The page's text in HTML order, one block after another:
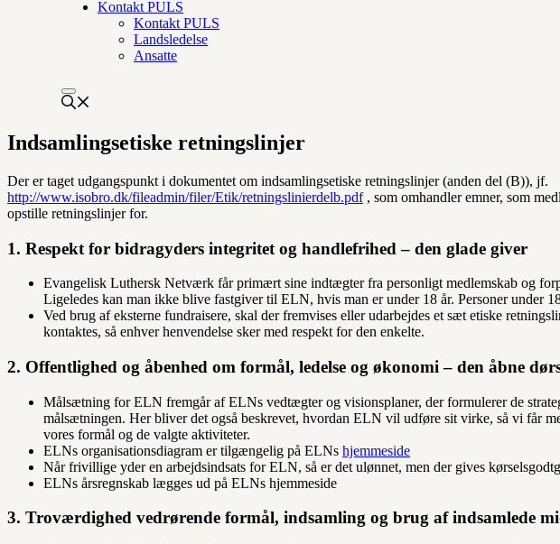
Kontakt PULS
Kontakt PULS
Landsledelse
Ansatte
Indsamlingsetiske retningslinjer
Der er taget udgangspunkt i dokumentet om indsamlingsetiske retningslinjer (anden del (B)), jf.
http://www.isobro.dk/fileadmin/filer/Etik/retningslinierdelb.pdf, som omhandler emner, som
opstille retningslinjer for.
1. Respekt for bidragyders integritet og handlefrihed – den glade giver
Evangelisk Luthersk Netværk får primært sine indtægter fra personligt medlemskab og
Ligeledes kan man ikke blive fastgiver til ELN, hvis man er under 18 år. Personer under
Ved brug af eksterne fundraisere, skal der fremvises eller udarbejdes et sæt etiske
kontaktes, så enhver henvendelse sker med respekt for den enkelte.
2. Offentlighed og åbenhed om formål, ledelse og økonomi – den åbne
Målsætning for ELN fremgår af ELNs vedtægter og visionsplaner, der formulerer de
målsætningen. Her bliver det også beskrevet, hvordan ELN vil udføre sit virke, så vi får
vores formål og de valgte aktiviteter.
ELNs organisationsdiagram er tilgængelig på ELNs hjemmeside
Når frivillige yder en arbejdsindsats for ELN, så er det ulønnet, men der gives
ELNs årsregnskab lægges ud på ELNs hjemmeside
3. Troværdighed vedrørende formål, indsamling og brug af indsamlede